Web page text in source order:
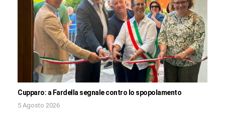
Cupparo: a Fardella segnale contro lo spopolamento
5 Agosto 2026